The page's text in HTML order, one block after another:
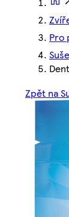
Pro
Zpět na